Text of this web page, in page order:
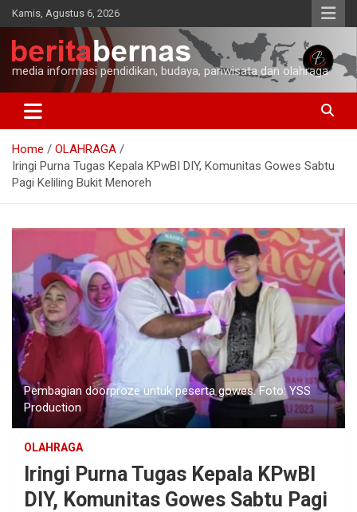
Skip
to
content
Kamis, Agustus 6, 2026
media informasi pendidikan, budaya, pariwisata dan olahraga
Home
OLAHRAGA
Iringi Purna Tugas Kepala KPwBI DIY, Komunitas Gowes Sabtu
Pagi Keliling Bukit Menoreh
Pembagian doorproze untuk peserta gowes. Foto: YSS
Production
OLAHRAGA
Iringi Purna Tugas Kepala KPwBI
DIY, Komunitas Gowes Sabtu Pagi